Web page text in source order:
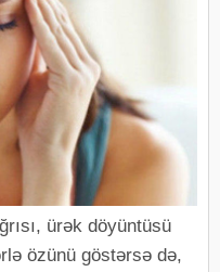
ürək döyüntüsü
özünü göstərsə də,